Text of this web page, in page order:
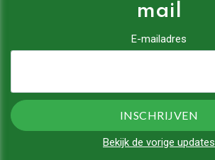
mail
E-mailadres
Bekijk de vorige updates